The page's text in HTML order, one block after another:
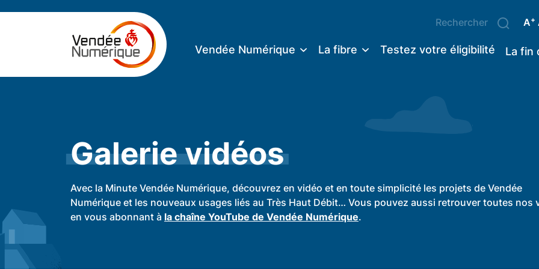
A+
Vendée Numérique La fibre Testez votre éligibilité La fin
Galerie vidéos
Avec la Minute Vendée Numérique, découvrez en vidéo et en toute simplicité les projets de Vendée
Numérique et les nouveaux usages liés au Très Haut Débit… Vous pouvez aussi retrouver toutes nos
en vous abonnant à la chaîne YouTube de Vendée Numérique.